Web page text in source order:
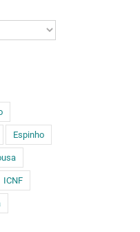
Espinho
ICNF